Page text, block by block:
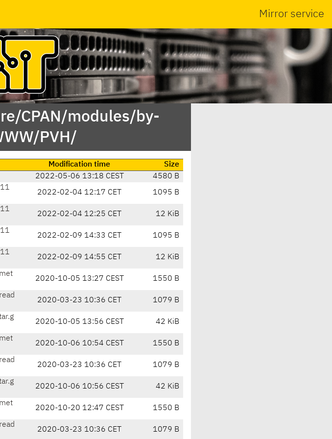
Mirror service
CPAN/modules/by-
PVH/
Modification time
Size
2022-05-06 13:18 CEST
4580 B
2022-02-04 12:17 CET 1095 B
2022-02-04 12:25 CET 12 KiB
2022-02-09 14:33 CET 1095 B
2022-02-09 14:55 CET 12 KiB
2020-10-05 13:27 CEST 1550 B
2020-03-23 10:36 CET 1079 B
2020-10-05 13:56 CEST 42 KiB
2020-10-06 10:54 CEST 1550 B
2020-03-23 10:36 CET 1079 B
2020-10-06 10:56 CEST 42 KiB
2020-10-20 12:47 CEST 1550 B
2020-03-23 10:36 CET 1079 B